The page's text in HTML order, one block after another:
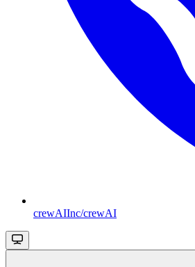
crewAIInc/crewAI